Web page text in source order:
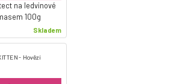
na ledvinové
100g
Skladem